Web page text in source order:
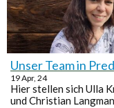
Unser Team in
19Apr, 24
Hier stellen sich Ulla
und Christian